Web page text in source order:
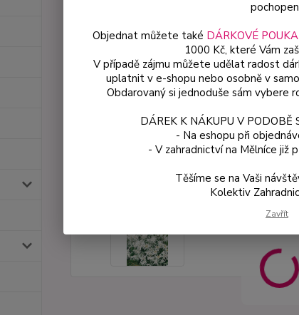
Objednat můžete také DÁRKOVÉ
1000 Kč, které Vám
V případě zájmu můžete udělat radost
uplatnit v e-shopu nebo osobně v
Obdarovaný si jednoduše sám vybere
DÁREK K NÁKUPU V PODOBĚ
- Na eshopu při
- V zahradnictví na Mělníce již
Těšíme se na Vaši
Kolektiv
Zavřít